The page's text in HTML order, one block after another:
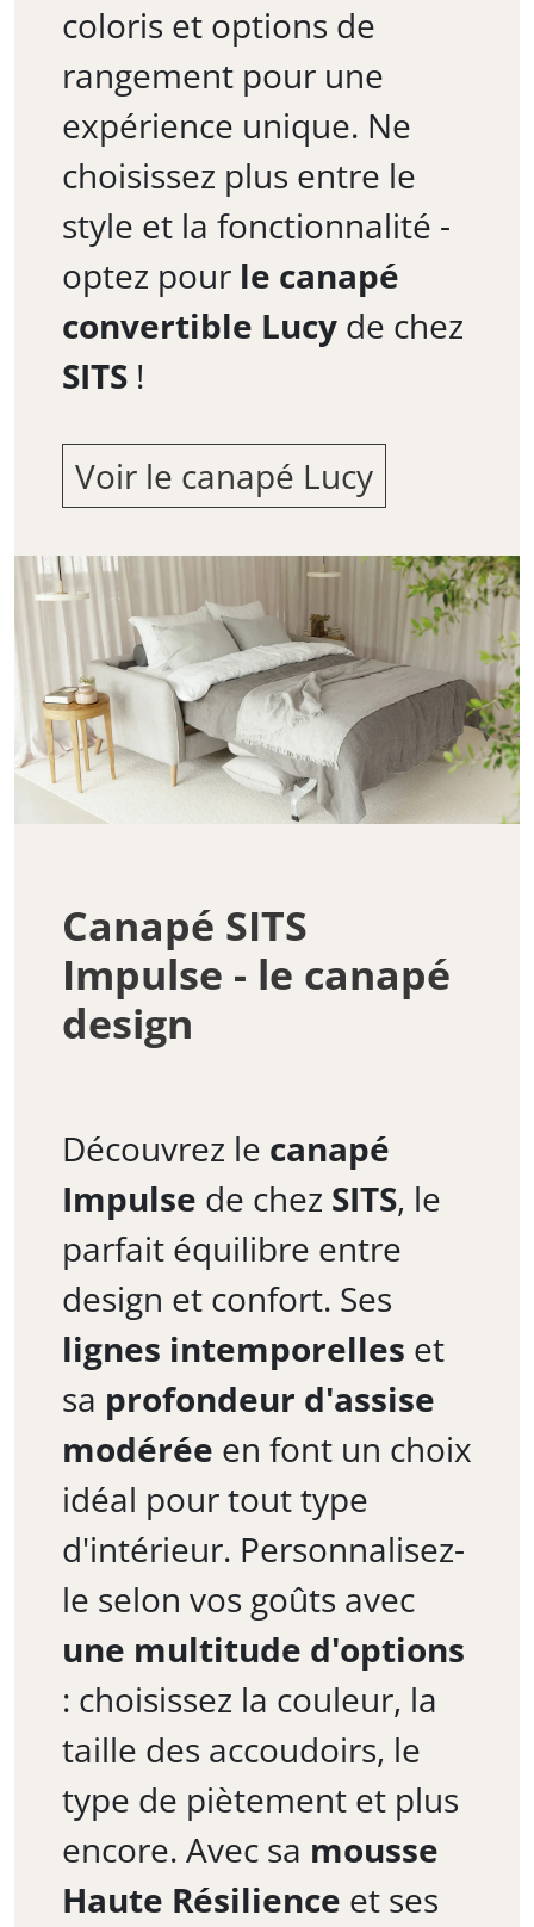
coloris et options de
rangement pour une
expérience unique. Ne
choisissez plus entre le
style et la fonctionnalité -
optez pour le canapé
convertible Lucy de chez
SITS !
Voir le canapé Lucy
Canapé SITS
Impulse - le canapé
design
Découvrez le canapé
Impulse de chez SITS, le
parfait équilibre entre
design et confort. Ses
lignes intemporelles et
sa profondeur d'assise
modérée en font un choix
idéal pour tout type
d'intérieur. Personnalisez-
le selon vos goûts avec
une multitude d'options
: choisissez la couleur, la
taille des accoudoirs, le
type de piètement et plus
encore. Avec sa mousse
Haute Résilience et ses